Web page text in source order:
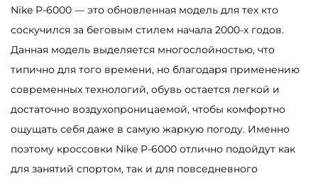
l
l
i
c
S
i
l
v
e
Nike P-6000 — это обновленная модель для тех кто
соскучился за беговым стилем начала 2000-х годов.
Данная модель выделяется многослойностью, что
типично для того времени, но благодаря применению
современных технологий, обувь остается легкой и
достаточно воздухопроницаемой, чтобы комфортно
ощущать себя даже в самую жаркую погоду. Именно
поэтому кроссовки Nike P-6000 отлично подойдут как
для занятий спортом, так и для повседневного